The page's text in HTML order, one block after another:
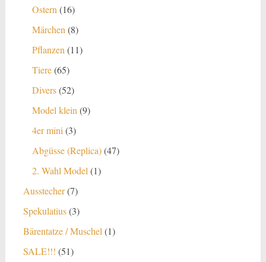
Ostern 1616
Märchen 88
Pflanzen 1111
Tiere 6565
Produkte
Divers 5252
Model klein 99
4er mini 33
Abgüsse (Replica) 4747
2. Wahl Model 11
Ausstecher 77
Spekulatius 33
Produkte
Bärentatze / Muschel 11
SALE!!! 5151